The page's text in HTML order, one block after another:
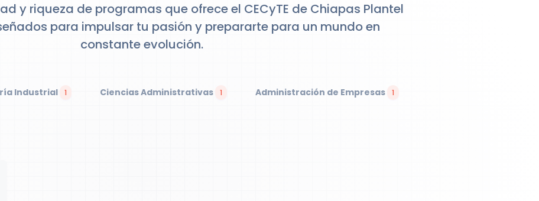
y riqueza de programas que ofrece el CECyTE de Chiapas Plantel
para impulsar tu pasión y prepararte para un mundo en
constante evolución.
Industrial 1 Ciencias Administrativas 1 Administración de Empresas 1